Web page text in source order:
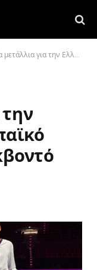
για την Ελλάδα στο Ευρωπαϊκό πρωτάθλημα Ταεκβοντό